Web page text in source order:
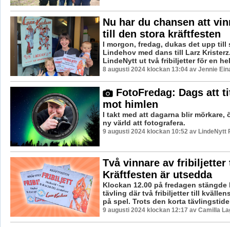
Nu har du chansen att
till den stora kräftfesten
I morgon, fredag, dukas det upp till
Lindehov med dans till Larz
LindeNytt ut två fribiljetter för en
8 augusti 2024 klockan 13:04 av Jennie
FotoFredag: Dags att
mot himlen
I takt med att dagarna blir mörkare,
ny värld att fotografera.
9 augusti 2024 klockan 10:52 av LindeNytt
Två vinnare av fribiljetter
Kräftfesten är utsedda
Klockan 12.00 på fredagen stängde
tävling där två fribiljetter till
på spel. Trots den korta
9 augusti 2024 klockan 12:17 av Camilla